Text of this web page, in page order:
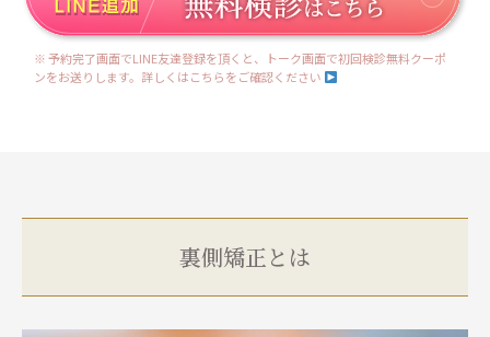
※ 予約完了画面でLINE友達登録を頂くと、トーク画面で初回検診無料クーポ
ンをお送りします。詳しくはこちらをご確認ください
裏側矯正とは